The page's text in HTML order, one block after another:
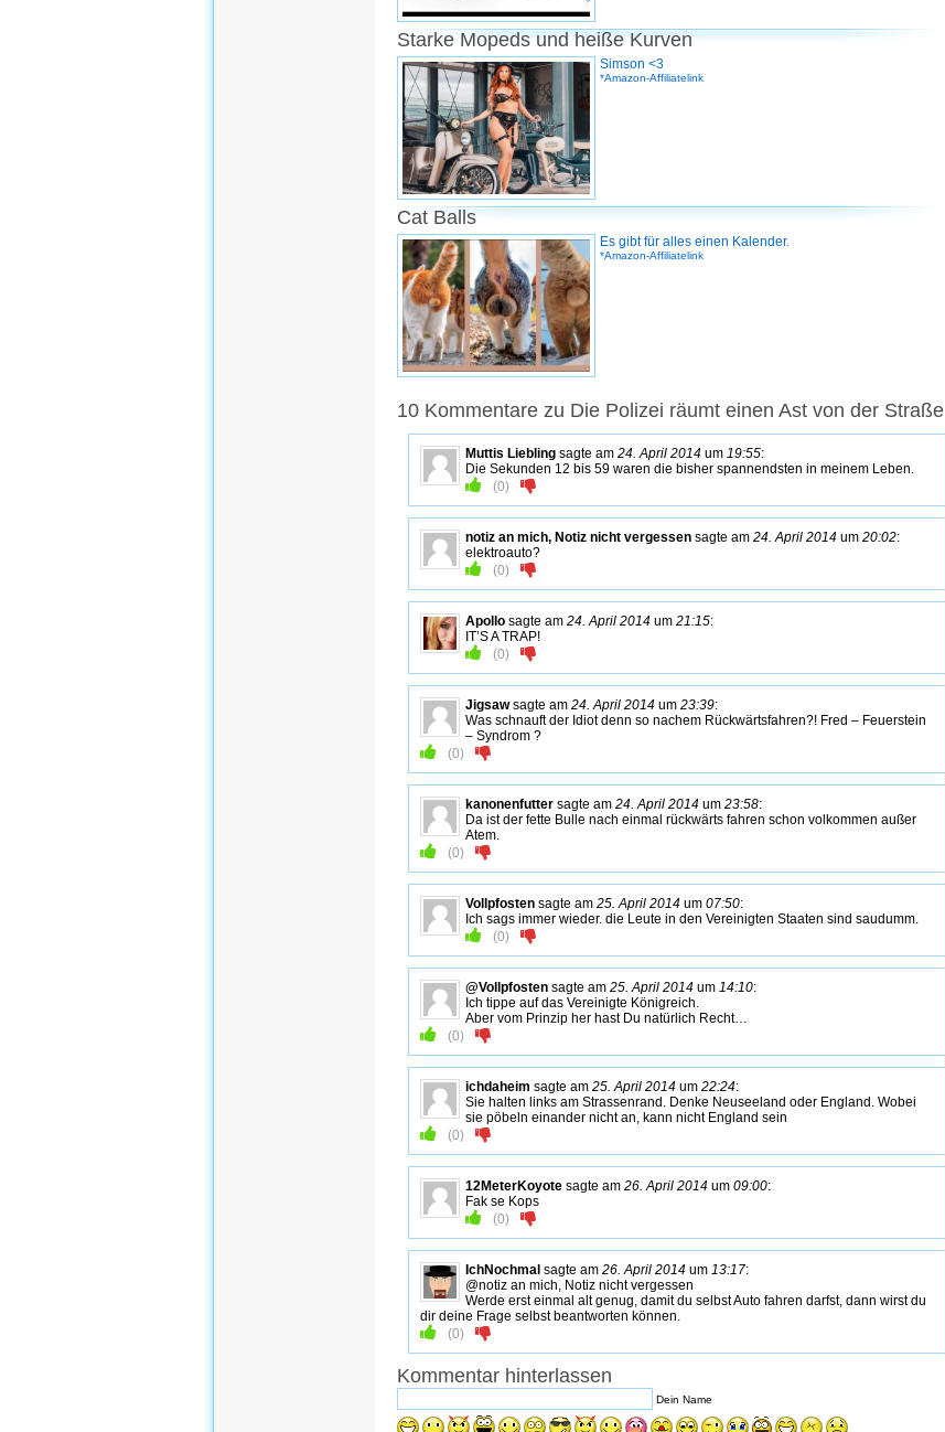
Starke Mopeds und heiße Kurven
Simson <3
*Amazon-Affiliatelink
Cat Balls
Es gibt für alles einen Kalender.
*Amazon-Affiliatelink
10 Kommentare zu Die Polizei räumt einen Ast von der Straße
Muttis Liebling sagte am 24. April 2014 um 19:55:
Die Sekunden 12 bis 59 waren die bisher spannendsten in meinem Leben.
(0)
notiz an mich, Notiz nicht vergessen sagte am 24. April 2014 um 20:02:
elektroauto?
(0)
Apollo sagte am 24. April 2014 um 21:15:
IT’S A TRAP!
(0)
Jigsawsagte am 24. April 2014 um 23:39:
Was schnauft der Idiot denn so nachem Rückwärtsfahren?! Fred – Feuerstein
– Syndrom ?
(0)
kanonenfutter sagte am 24. April 2014 um 23:58:
Da ist der fette Bulle nach einmal rückwärts fahren schon volkommen außer
Atem.
(0)
Vollpfosten sagte am 25. April 2014 um 07:50:
Ich sags immer wieder. die Leute in den Vereinigten Staaten sind saudumm.
(0)
@Vollpfosten sagte am 25. April 2014 um 14:10:
Ich tippe auf das Vereinigte Königreich.
Aber vom Prinzip her hast Du natürlich Recht…
(0)
ichdaheim sagte am 25. April 2014 um 22:24:
Sie halten links am Strassenrand. Denke Neuseeland oder England. Wobei
sie pöbeln einander nicht an, kann nicht England sein
(0)
12MeterKoyote sagte am 26. April 2014 um 09:00:
Fak se Kops
(0)
IchNochmal sagte am 26. April 2014 um 13:17:
@notiz an mich, Notiz nicht vergessen
Werde erst einmal alt genug, damit du selbst Auto fahren darfst, dann wirst du
dir deine Frage selbst beantworten können.
(0)
Kommentar hinterlassen
Dein Name